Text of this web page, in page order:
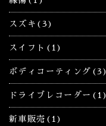
スズキ(3)
スイフト(1)
ボディコーティング(3)
ドライブレコーダー(1)
新車販売(1)